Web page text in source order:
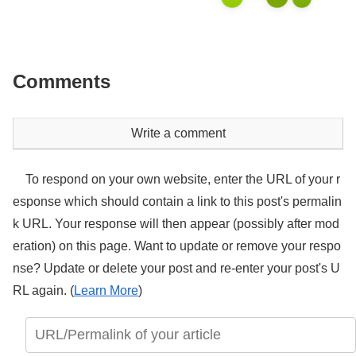
Comments
Write a comment
To respond on your own website, enter the URL of your r
esponse which should contain a link to this post's permalin
k URL. Your response will then appear (possibly after mod
eration) on this page. Want to update or remove your respo
nse? Update or delete your post and re-enter your post's U
RL again. (Learn More)